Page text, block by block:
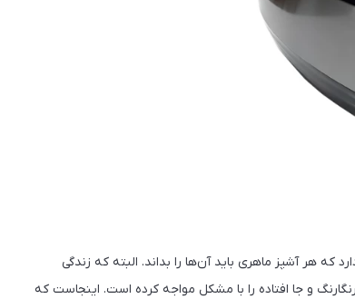
آشپز ماهری باید آن‌ها را بداند. البته که زندگی
و جا افتاده را با مشکل مواجه کرده است. اینجاست که